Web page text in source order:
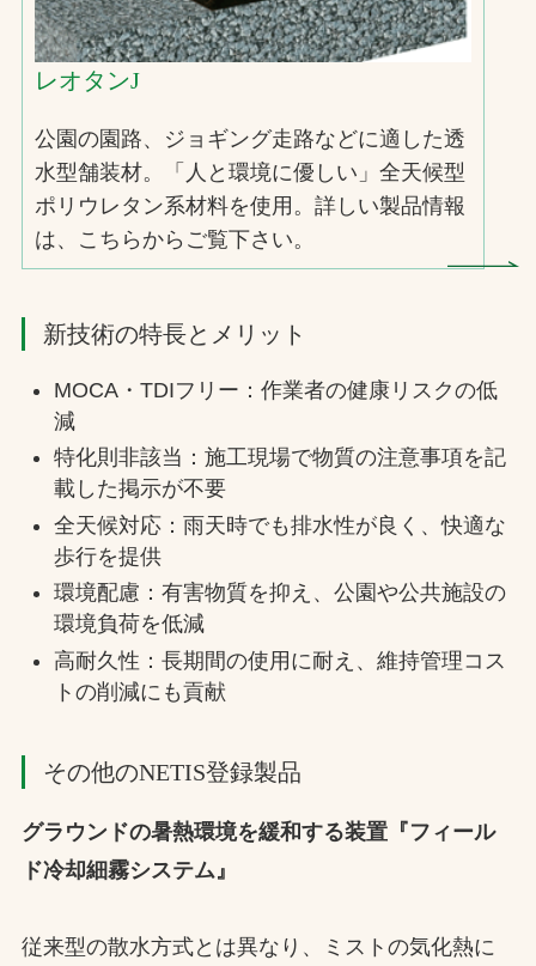
レオタンJ
公園の園路、ジョギング走路などに適した透
水型舗装材。「人と環境に優しい」全天候型
ポリウレタン系材料を使用。詳しい製品情報
は、こちらからご覧下さい。
新技術の特長とメリット
MOCA・TDIフリー：作業者の健康リスクの低
減
特化則非該当：施工現場で物質の注意事項を記
載した掲示が不要
全天候対応：雨天時でも排水性が良く、快適な
歩行を提供
環境配慮：有害物質を抑え、公園や公共施設の
環境負荷を低減
高耐久性：長期間の使用に耐え、維持管理コス
トの削減にも貢献
その他のNETIS登録製品
グラウンドの暑熱環境を緩和する装置『フィール
ド冷却細霧システム』
従来型の散水方式とは異なり、ミストの気化熱に